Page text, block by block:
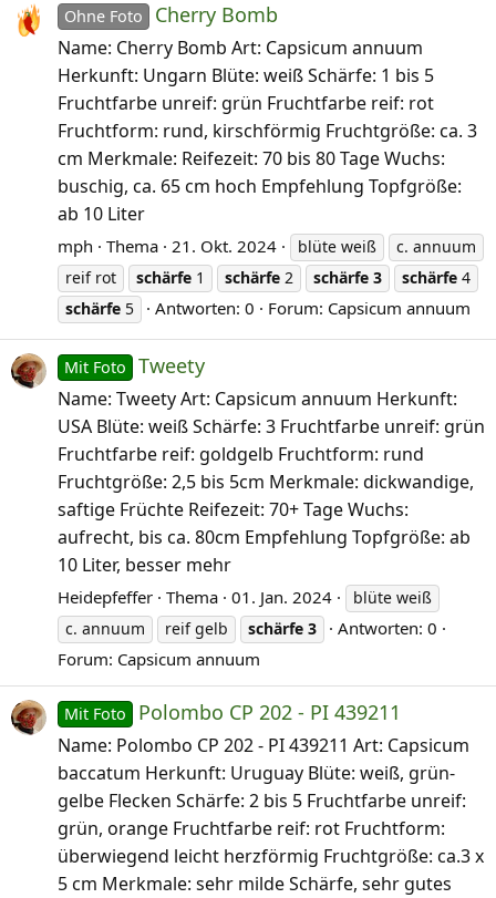
Ohne Foto Cherry Bomb
Name: Cherry Bomb Art: Capsicum annuum
Herkunft: Ungarn Blüte: weiß Schärfe: 1 bis 5
Fruchtfarbe unreif: grün Fruchtfarbe reif: rot
Fruchtform: rund, kirschförmig Fruchtgröße: ca. 3
cm Merkmale: Reifezeit: 70 bis 80 Tage Wuchs:
buschig, ca. 65 cm hoch Empfehlung Topfgröße:
ab 10 Liter
mph Thema 21. Okt. 2024 blüte weiß
c. annuum
reif rot
schärfe 1 schärfe 2 schärfe 3 schärfe 4
schärfe 5 Antworten: 0 Forum: Capsicum annuum
Mit Foto Tweety
Name: Tweety Art: Capsicum annuum Herkunft:
USA Blüte: weiß Schärfe: 3 Fruchtfarbe unreif: grün
Fruchtfarbe reif: goldgelb Fruchtform: rund
Fruchtgröße: 2,5 bis 5cm Merkmale: dickwandige,
saftige Früchte Reifezeit: 70+ Tage Wuchs:
aufrecht, bis ca. 80cm Empfehlung Topfgröße: ab
10 Liter, besser mehr
Heidepfeffer Thema 01. Jan. 2024
blüte weiß
c. annuum
reif gelb schärfe 3
Antworten: 0
Forum: Capsicum annuum
Mit Foto Polombo CP 202 - PI 439211
Name: Polombo CP 202 - PI 439211 Art: Capsicum
baccatum Herkunft: Uruguay Blüte: weiß, grün-
gelbe Flecken Schärfe: 2 bis 5 Fruchtfarbe unreif:
grün, orange Fruchtfarbe reif: rot Fruchtform:
überwiegend leicht herzförmig Fruchtgröße: ca.3 x
5 cm Merkmale: sehr milde Schärfe, sehr gutes